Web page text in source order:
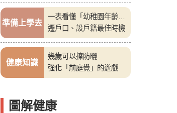
準備上學去
一表看懂「幼稚園年齡
表」
遷戶口、設戶籍最佳時機
健康知識
幾歲可以擦防曬
強化「前庭覺」的遊戲
圖解健康